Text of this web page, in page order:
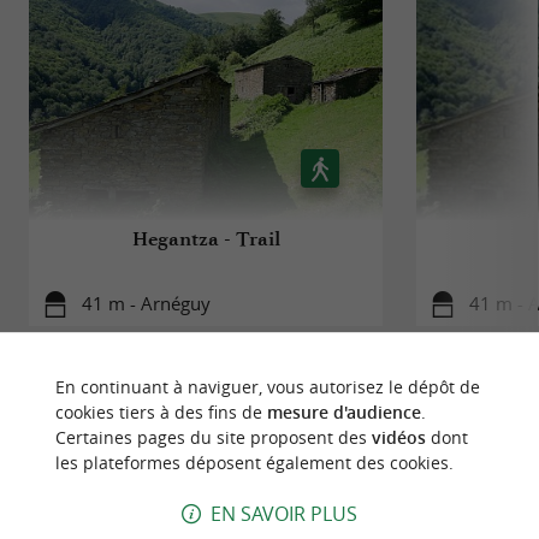
À RETROUVER SURLE BLOG DU
GUIDE DU PAYS BASQUE...
Venta Peio, les meilleurs centres commerciaux
de la frontière basque
Hegantza - Trail
41 m - Arnéguy 41 m -
En continuant à naviguer, vous autorisez le dépôt de
cookies tiers à des fins de mesure d'audience.
Certaines pages du site proposent des vidéosdont
les plateformes déposent également des cookies.
EN SAVOIR PLUS